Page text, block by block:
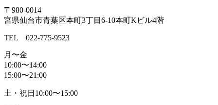
〒980-0014
宮県仙台市青葉区本町3丁目6-10本町Kビル4階
TEL 022-775-9523
月〜金
10:00〜14:00
15:00〜21:00
土・祝日10:00〜15:00